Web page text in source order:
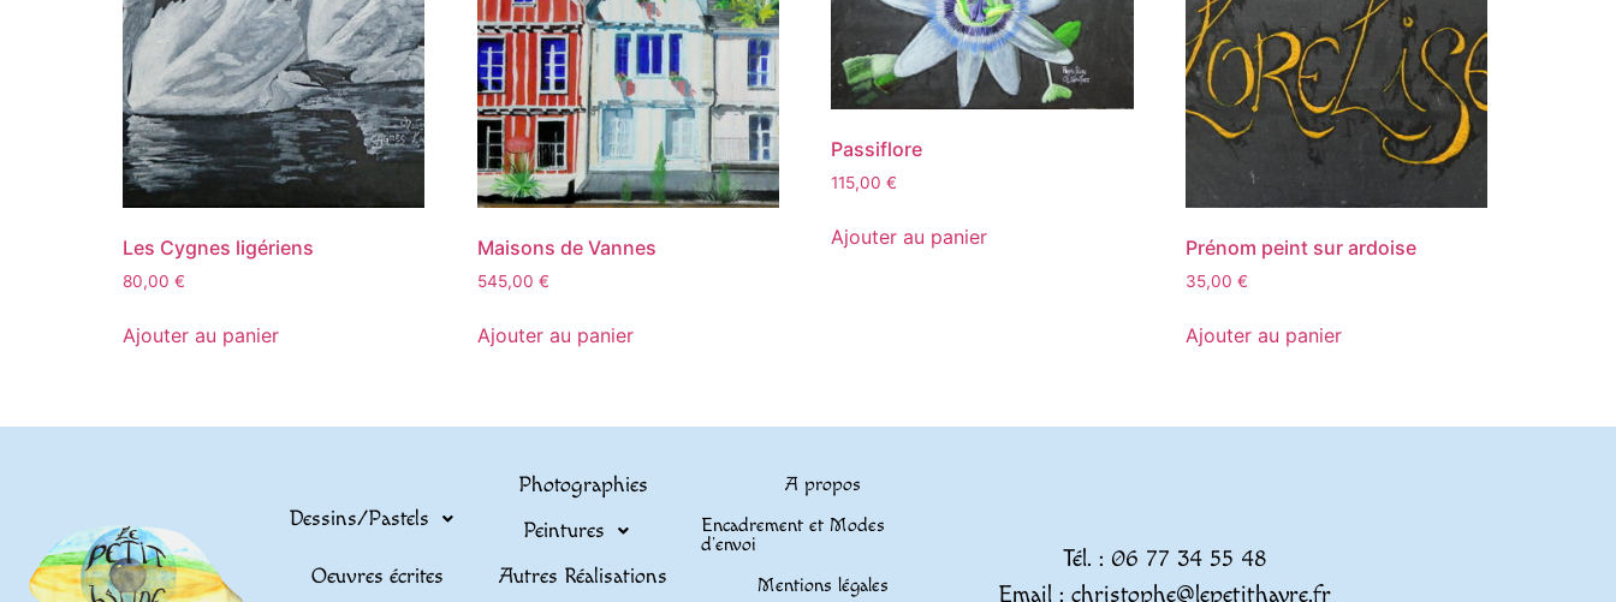
Les Cygnes ligériens
80,00 €
Ajouter au panier
Maisons de Vannes
545,00 €
Ajouter au panier
Passiflore
115,00€
Ajouter au panier Prénom peint sur ardoise
35,00€
Ajouter au panier
Dessins/Pastels
Oeuvres écrites
Photographies
Peintures
Autres Réalisations
A propos
Encadrement et Modes
d’envoi
Mentions légales
Tél. : 06 77 34 55 48
Email : christophe@lepetithavre.fr